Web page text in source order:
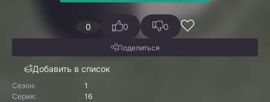
0
Добавить в список
0 0
Поделиться
Сезон:
1
Серия:
16